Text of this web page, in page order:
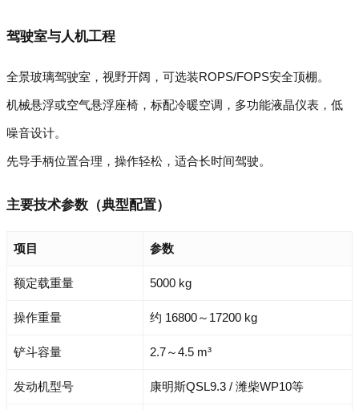
驾驶室与人机工程
全景玻璃驾驶室，视野开阔，可选装ROPS/FOPS安全顶棚。
机械悬浮或空气悬浮座椅，标配冷暖空调，多功能液晶仪表，低
噪音设计。
先导手柄位置合理，操作轻松，适合长时间驾驶。
主要技术参数（典型配置）
项目 参数
额定载重量 5000 kg
操作重量 约 16800～17200 kg
铲斗容量 2.7～4.5 m³
发动机型号 康明斯QSL9.3 / 潍柴WP10等